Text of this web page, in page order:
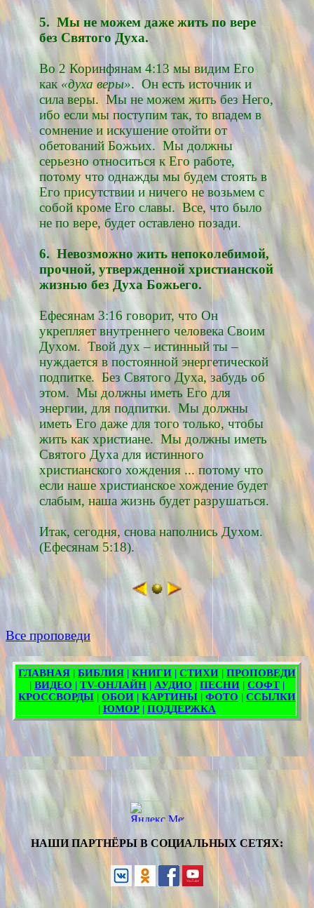
5. Мы не можем даже жить по вере
без Святого Духа.
Во 2 Коринфянам 4:13 мы видим Его
как «духа веры». Он есть источник и
сила веры. Мы не можем жить без Него,
ибо если мы поступим так, то впадем в
сомнение и искушение отойти от
обетований Божьих. Мы должны
серьезно относиться к Его работе,
потому что однажды мы будем стоять в
Его присутствии и ничего не возьмем с
собой кроме Его славы. Все, что было
не по вере, будет оставлено позади.
6. Невозможно жить непоколебимой,
прочной, утвержденной христианской
жизнью без Духа Божьего.
Ефесянам 3:16 говорит, что Он
укрепляет внутреннего человека Своим
Духом. Твой дух – истинный ты –
нуждается в постоянной энергетической
подпитке. Без Святого Духа, забудь об
этом. Мы должны иметь Его для
энергии, для подпитки. Мы должны
иметь Его даже для того только, чтобы
жить как христиане. Мы должны иметь
Святого Духа для истинного
христианского хождения ... потому что
если наше христианское хождение будет
слабым, наша жизнь будет разрушаться.
Итак, сегодня, снова наполнись Духом.
(Ефесянам 5:18).
Все проповеди